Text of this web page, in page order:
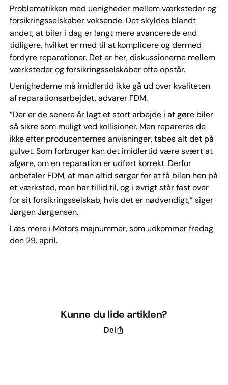
Problematikken med uenigheder mellem værksteder og
forsikringsselskaber voksende. Det skyldes blandt
andet, at biler i dag er langt mere avancerede end
tidligere, hvilket er med til at komplicere og dermed
fordyre reparationer. Det er her, diskussionerne mellem
værksteder og forsikringsselskaber ofte opstår.
Uenighederne må imidlertid ikke gå ud over kvaliteten
af reparationsarbejdet, advarer FDM.
”Der er de senere år lagt et stort arbejde i at gøre biler
så sikre som muligt ved kollisioner. Men repareres de
ikke efter producenternes anvisninger, tabes alt det på
gulvet. Som forbruger kan det imidlertid være svært at
afgøre, om en reparation er udført korrekt. Derfor
anbefaler FDM, at man altid sørger for at få bilen hen på
et værksted, man har tillid til, og i øvrigt står fast over
for sit forsikringsselskab, hvis det er nødvendigt,” siger
Jørgen Jørgensen.
Læs mere i Motors majnummer, som udkommer fredag
den 29. april.
Kunne du lide artiklen?
Del